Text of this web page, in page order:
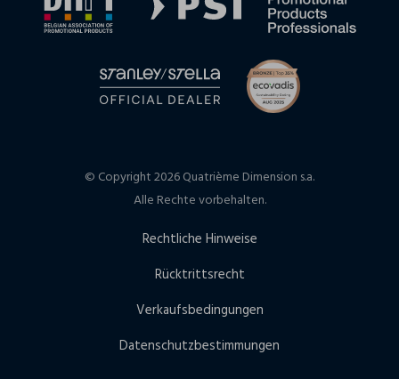
© Copyright 2026 Quatrième Dimension s.a.
Alle Rechte vorbehalten.
Rechtliche Hinweise
Rücktrittsrecht
Verkaufsbedingungen
Datenschutzbestimmungen